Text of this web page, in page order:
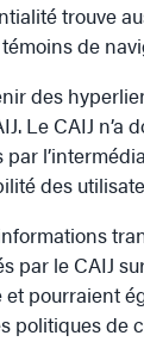
trouve
de
des
Le CAIJ
des
par le CAIJ
pourraient
politiques de